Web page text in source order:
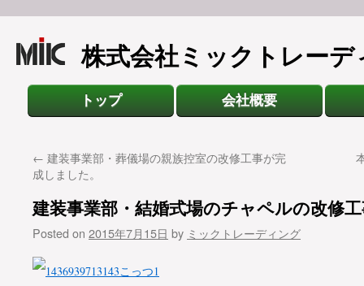
株式会社ミックトレーデ
トップ 会社概要
← 建装事業部・葬儀場の親族控室の改修工事が完
成しました。
建装事業部・結婚式場のチャペルの改修
Posted on 2015年7月15日 by ミックトレーディング